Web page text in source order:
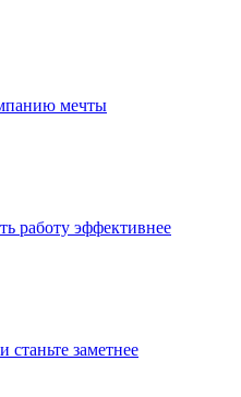
мечты
работу эффективнее
заметнее